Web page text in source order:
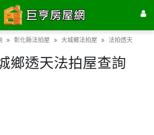
彰化縣法拍屋 大城鄉法拍屋 法拍透天
鄉透天法拍屋查詢